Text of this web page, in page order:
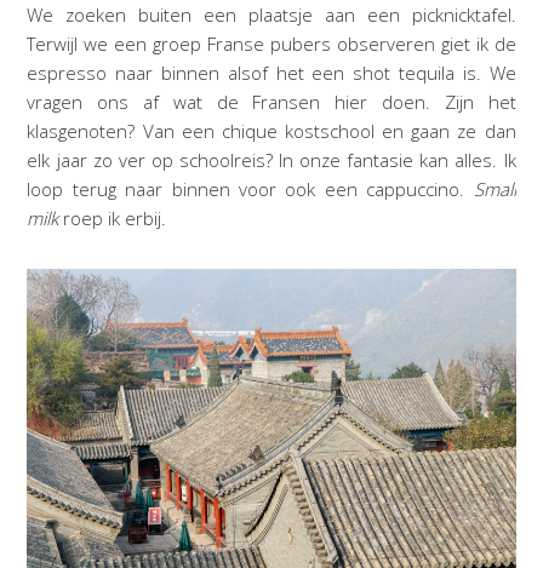
We zoeken buiten een plaatsje aan een picknicktafel.
Terwijl we een groep Franse pubers observeren giet ik de
espresso naar binnen alsof het een shot tequila is. We
vragen ons af wat de Fransen hier doen. Zijn het
klasgenoten? Van een chique kostschool en gaan ze dan
elk jaar zo ver op schoolreis? In onze fantasie kan alles. Ik
loop terug naar binnen voor ook een cappuccino.
Small
milkroep ik erbij.